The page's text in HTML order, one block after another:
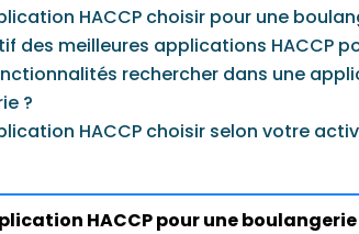
HACCP choisir pour une
des meilleures applications HACCP
rechercher dans une
?
HACCP choisir selon votre
HACCP pour une